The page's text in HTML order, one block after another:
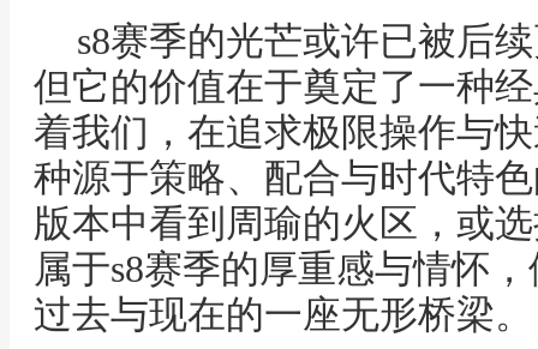
s8赛季的光芒或许已被后
但它的价值在于奠定了一种
着我们，在追求极限操作与
种源于策略、配合与时代特
版本中看到周瑜的火区，或
属于s8赛季的厚重感与情怀
过去与现在的一座无形桥梁。